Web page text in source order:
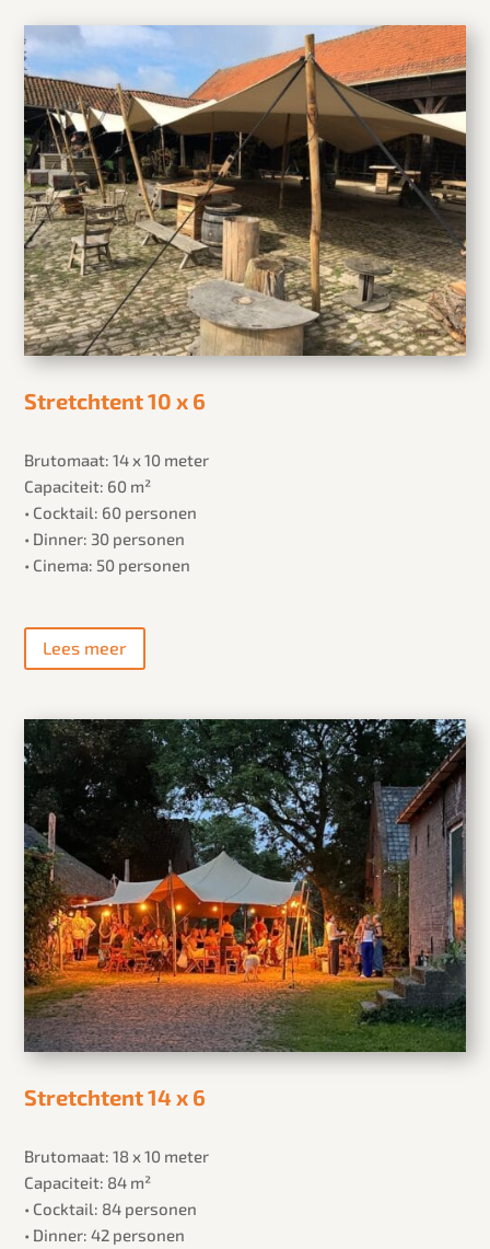
Stretchtent 10 x 6
Brutomaat: 14 x 10 meter
Capaciteit: 60 m²
• Cocktail: 60 personen
• Dinner: 30 personen
• Cinema: 50 personen
Lees meer
Stretchtent 14 x 6
Brutomaat: 18 x 10 meter
Capaciteit: 84 m²
• Cocktail: 84 personen
• Dinner: 42 personen